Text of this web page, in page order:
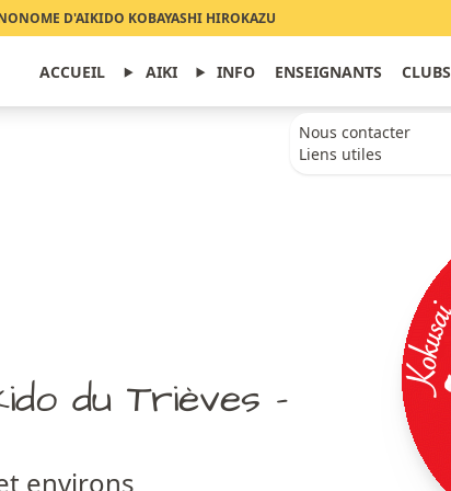
D'AIKIDO KOBAYASHI HIROKAZU
ACCUEIL AIKI INFO ENSEIGNANTS CLUBS
Nous contacter
Liens utiles
du Trièves –
environs